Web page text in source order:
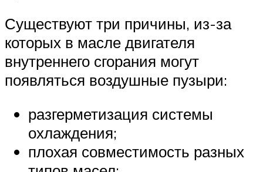
Существуют три причины, из-за
которых в масле двигателя
внутреннего сгорания могут
появляться воздушные пузыри:
разгерметизация системы
охлаждения;
плохая совместимость разных